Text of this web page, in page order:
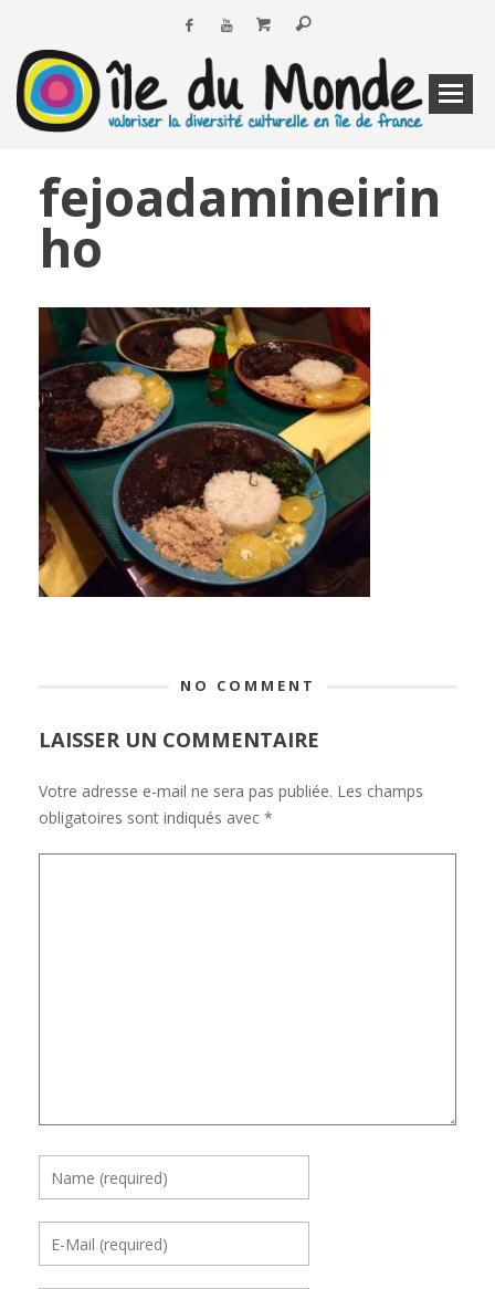
fejoadamineirin
ho
NO COMMENT
LAISSER UN COMMENTAIRE
Votre adresse e-mail ne sera pas publiée. Les champs
obligatoires sont indiqués avec *